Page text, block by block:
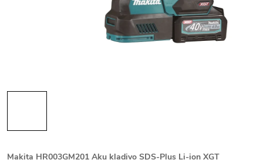
Makita HR003GM201 Aku kladivo SDS-Plus Li-ion XGT